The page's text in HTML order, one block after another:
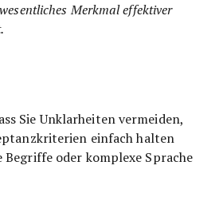
Merkmal effektiver
Sie Unklarheiten vermeiden,
einfach halten
Begriffe oder komplexe Sprache